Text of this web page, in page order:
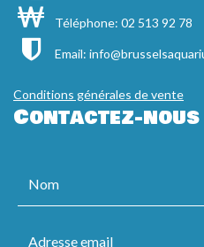
Téléphone: 02 513 92 78
Email:
Conditions générales de vente
Contactez-nous